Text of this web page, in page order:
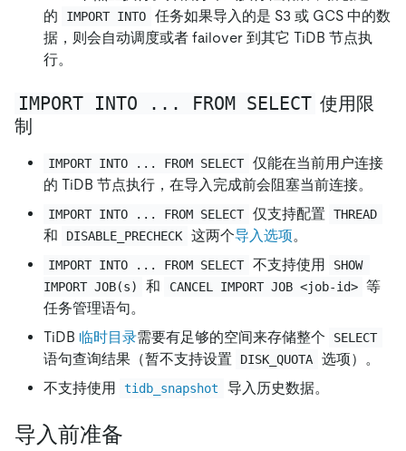
的
IMPORT INTO
任务如果导入的是 S3 或 GCS 中的数
据，则会自动调度或者 failover 到其它 TiDB 节点执
行。
IMPORT INTO ... FROM SELECT 使用限
制
IMPORT INTO ... FROM SELECT 仅能在当前用户连接
的 TiDB 节点执行，在导入完成前会阻塞当前连接。
IMPORT INTO ... FROM SELECT 仅支持配置 THREAD
和 DISABLE_PRECHECK 这两个导入选项。
IMPORT INTO ... FROM SELECT 不支持使用
SHOW
IMPORT JOB(s)
和 CANCEL IMPORT JOB <job-id> 等
任务管理语句。
TiDB 临时目录需要有足够的空间来存储整个 SELECT
语句查询结果（暂不支持设置 DISK_QUOTA
选项）。
不支持使用
tidb_snapshot 导入历史数据。
导入前准备